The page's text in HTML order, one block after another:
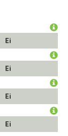
Ei
Ei
Ei
Ei